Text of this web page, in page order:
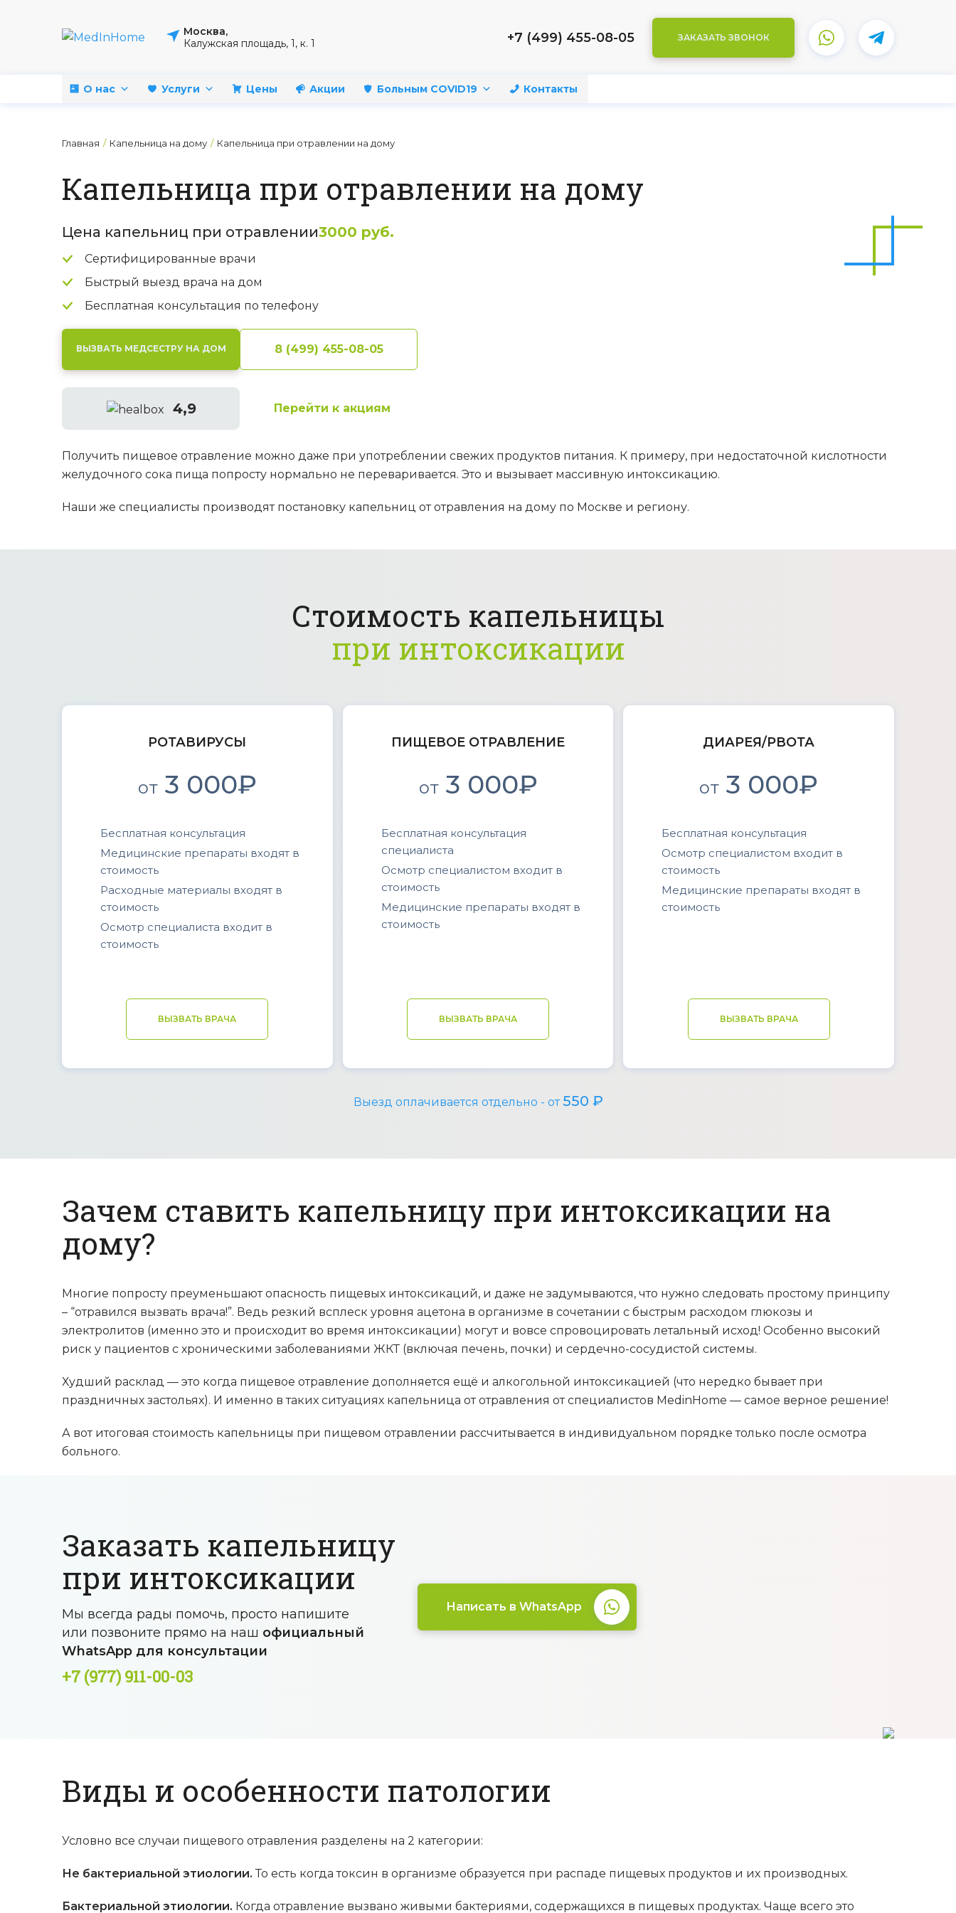
Москва,
Калужская площадь, 1, к. 1
+7 (499) 455-08-05 ЗАКАЗАТЬ ЗВОНОК
О нас Услуги Цены Акции Больным COVID19 Контакты
Главная / Капельница на дому / Капельница при отравлении на дому
Капельница при отравлении на дому
Цена капельниц при отравлении3000 руб.
Сертифицированные врачи
Быстрый выезд врача на дом
Бесплатная консультация по телефону
ВЫЗВАТЬ МЕДСЕСТРУ НА ДОМ 8 (499) 455-08-05
4,9 Перейти к акциям
Получить пищевое отравление можно даже при употреблении свежих продуктов питания. К примеру, при недостаточной кислотности
желудочного сока пища попросту нормально не переваривается. Это и вызывает массивную интоксикацию.
Наши же специалисты производят постановку капельниц от отравления на дому по Москве и региону.
Стоимость капельницы
при интоксикации
РОТАВИРУСЫ
от3 000₽
Бесплатная консультация
Медицинские препараты входят в
стоимость
Расходные материалы входят в
стоимость
Осмотр специалиста входит в
стоимость
ВЫЗВАТЬ ВРАЧА
ПИЩЕВОЕ ОТРАВЛЕНИЕ
от3 000₽
Бесплатная консультация
специалиста
Осмотр специалистом входит в
стоимость
Медицинские препараты входят в
стоимость
ВЫЗВАТЬ ВРАЧА
ДИАРЕЯ/РВОТА
от 3 000₽
Бесплатная консультация
Осмотр специалистом входит в
стоимость
Медицинские препараты входят в
стоимость
ВЫЗВАТЬ ВРАЧА
Выезд оплачивается отдельно - от550 ₽
Зачем ставить капельницу при интоксикации на
дому?
Многие попросту преуменьшают опасность пищевых интоксикаций, и даже не задумываются, что нужно следовать простому принципу
– “отравился вызвать врача!”. Ведь резкий всплеск уровня ацетона в организме в сочетании с быстрым расходом глюкозы и
электролитов (именно это и происходит во время интоксикации) могут и вовсе спровоцировать летальный исход! Особенно высокий
риск у пациентов с хроническими заболеваниями ЖКТ (включая печень, почки) и сердечно-сосудистой системы.
Худший расклад — это когда пищевое отравление дополняется ещё и алкогольной интоксикацией (что нередко бывает при
праздничных застольях). И именно в таких ситуациях капельница от отравления от специалистов MedinHome — самое верное решение!
А вот итоговая стоимость капельницы при пищевом отравлении рассчитывается в индивидуальном порядке только после осмотра
больного.
Заказать капельницу
при интоксикации
Мы всегда рады помочь, просто напишите
или позвоните прямо на наш официальный
WhatsApp для консультации
+7 (977) 911-00-03
Написать в WhatsApp
Виды и особенности патологии
Условно все случаи пищевого отравления разделены на 2 категории:
Не бактериальной этиологии. То есть когда токсин в организме образуется при распаде пищевых продуктов и их производных.
Бактериальной этиологии. Когда отравление вызвано живыми бактериями, содержащихся в пищевых продуктах. Чаще всего это